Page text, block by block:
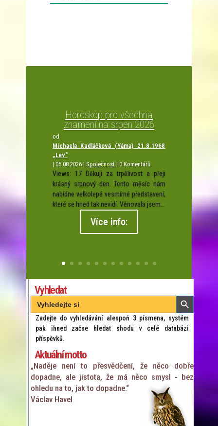
Horoskop pro všechna
znamení na srpen 2026
od
Michaela Kudláčková (Yáma) 21.8.1968
„Lev“
|05.08.2026 |Společnost | 0 Komentářů
Views: 17 Děkuji za trpělivost a přeji
krásný srpnový den. Tento měsíc nám
nabídne velkolepé vesmírné představení,
které se hned tak nevidí. Věnovala jsem...
Více info:
Vyhledat
Search
for:
Search Button
Zadejte do vyhledávání alespoň 3 písmena, systém
pak ihned začne hledat shodu v celé databázi
příspěvků.
Aktuální motto
„Naděje není to přesvědčení, že něco dobře
dopadne, ale jistota, že má něco smysl - bez
ohledu na to, jak to dopadne.“
Václav Havel